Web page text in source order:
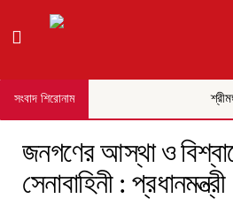
সংবাদ শিরোনাম
জনগণের আস্থা ও
সেনাবাহিনী : প্রধানমন্ত্রী